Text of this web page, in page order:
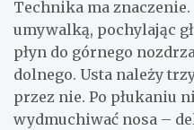
Technika ma
umywalką, pochylając
płyn do górnego
dolnego. Usta należy
przez nie. Po płukaniu
wydmuchiwać nosa –